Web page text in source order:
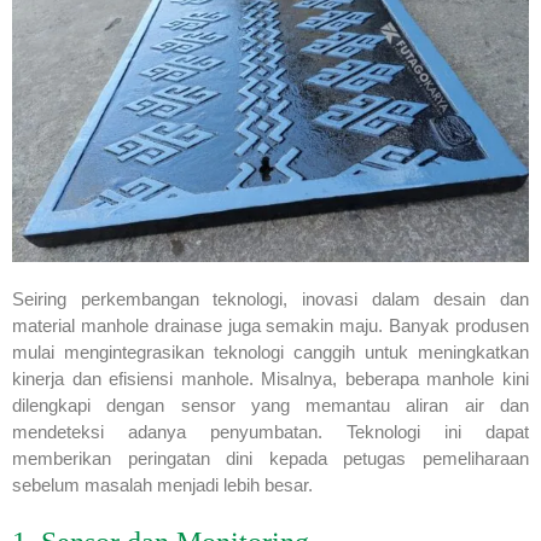
Seiring perkembangan teknologi, inovasi dalam desain dan
material manhole drainase juga semakin maju. Banyak produsen
mulai mengintegrasikan teknologi canggih untuk meningkatkan
kinerja dan efisiensi manhole. Misalnya, beberapa manhole kini
dilengkapi dengan sensor yang memantau aliran air dan
mendeteksi adanya penyumbatan. Teknologi ini dapat
memberikan peringatan dini kepada petugas pemeliharaan
sebelum masalah menjadi lebih besar.